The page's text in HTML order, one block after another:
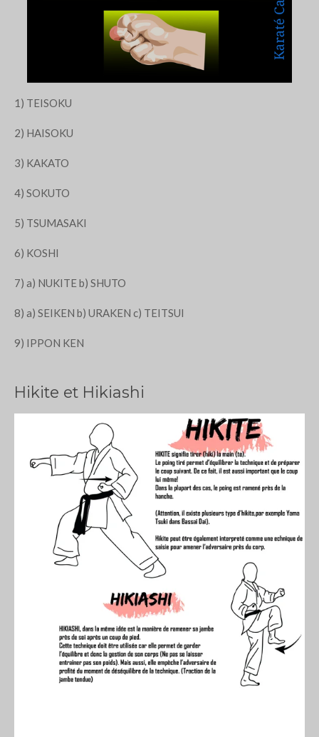
1) TEISOKU
2) HAISOKU
3) KAKATO
4) SOKUTO
5) TSUMASAKI
6) KOSHI
7) a) NUKITE b) SHUTO
8) a) SEIKEN b) URAKEN c) TEITSUI
9) IPPON KEN
Hikite et Hikiashi